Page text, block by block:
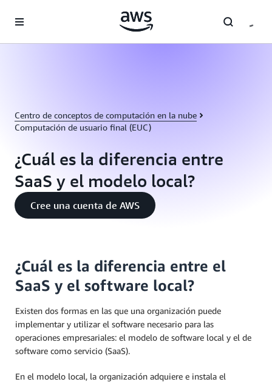
Centro de conceptos de computación en la nube
Computación de usuario final (EUC)
¿Cuál es la diferencia entre
SaaS y el modelo local?
Cree una cuenta de AWS
¿Cuál es la diferencia entre el
SaaS y el software local?
Existen dos formas en las que una organización puede
implementar y utilizar el software necesario para las
operaciones empresariales: el modelo de software local y el de
software como servicio (SaaS).
En el modelo local, la organización adquiere e instala el